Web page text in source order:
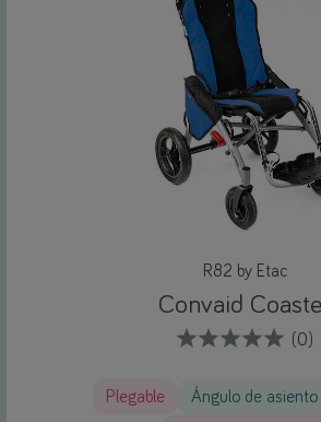
R82 by Etac
Convaid
(0)
Plegable
Ángulo de asiento